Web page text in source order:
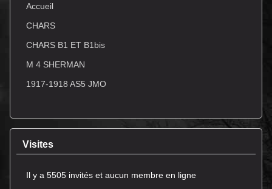
Accueil
CHARS
CHARS B1 ET B1bis
M 4 SHERMAN
1917-1918 AS5 JMO
Visites
Il y a 5505 invités et aucun membre en ligne